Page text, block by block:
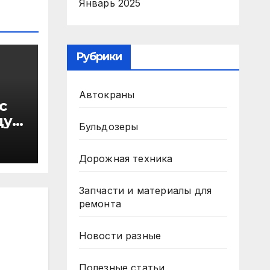
Январь 2025
Рубрики
Автокраны
Бульдозеры
Дорожная техника
Запчасти и материалы для
ремонта
Новости разные
Полезные статьи